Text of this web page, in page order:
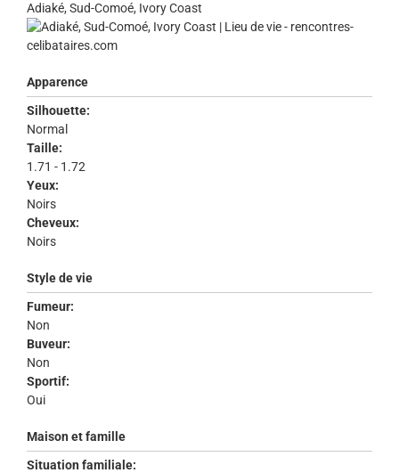
Adiaké, Sud-Comoé, Ivory Coast
Apparence
Silhouette:
Normal
Taille:
1.71 - 1.72
Yeux:
Noirs
Cheveux:
Noirs
Style de vie
Fumeur:
Non
Buveur:
Non
Sportif:
Oui
Maison et famille
Situation familiale: